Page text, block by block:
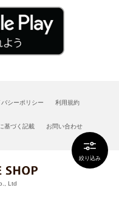
絞り込み
バシーポリシー 利用規約
基づく記載 お問い合わせ
Ltd